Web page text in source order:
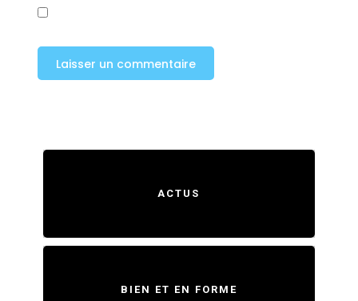
ACTUS
BIEN ET EN FORME